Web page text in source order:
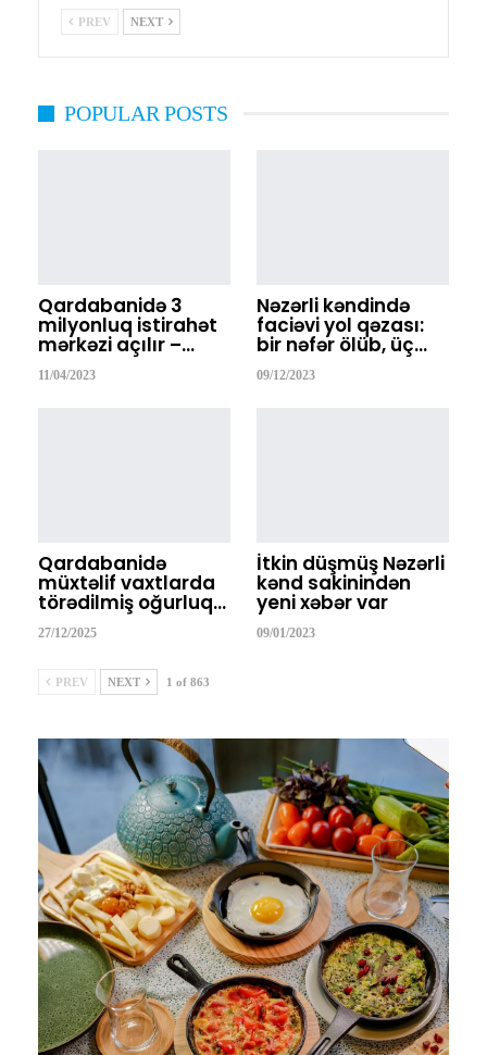
PREV NEXT
POPULAR POSTS
Qardabanidə 3
milyonluq istirahət
mərkəzi açılır –…
11/04/2023
Nəzərli kəndində
faciəvi yol qəzası:
bir nəfər ölüb, üç…
09/12/2023
Qardabanidə
müxtəlif vaxtlarda
törədilmiş oğurluq…
27/12/2025
İtkin düşmüş Nəzərli
kənd sakinindən
yeni xəbər var
09/01/2023
PREV NEXT 1 of 863